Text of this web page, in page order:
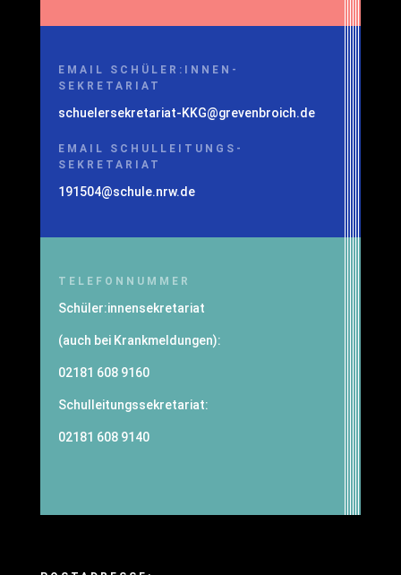
EMAIL SCHÜLER:INNEN-
SEKRETARIAT
schuelersekretariat-KKG@grevenbroich.de
EMAIL SCHULLEITUNGS-
SEKRETARIAT
191504@schule.nrw.de
TELEFONNUMMER
Schüler:innensekretariat
(auch bei Krankmeldungen):
02181 608 9160
Schulleitungssekretariat:
02181 608 9140